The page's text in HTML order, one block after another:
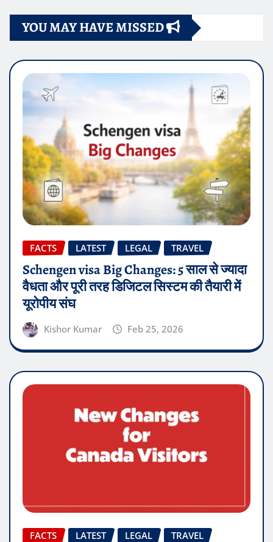
YOU MAY HAVE MISSED
FACTS LATEST LEGAL TRAVEL
Schengen visa Big Changes: 5 साल से ज्यादा
वैधता और पूरी तरह डिजिटल सिस्टम की तैयारी में
यूरोपीय संघ
Kishor Kumar Feb 25, 2026
FACTS LATEST LEGAL TRAVEL